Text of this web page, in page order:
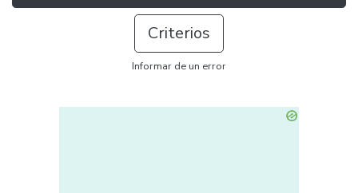
Criterios
Informar de un error